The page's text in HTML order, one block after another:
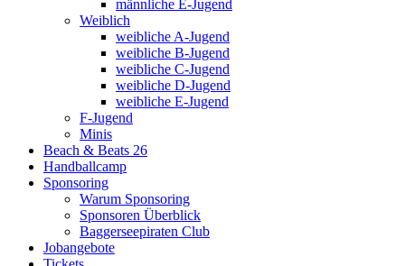
männliche E-Jugend
Weiblich
weibliche A-Jugend
weibliche B-Jugend
weibliche C-Jugend
weibliche D-Jugend
weibliche E-Jugend
F-Jugend
Minis
Beach & Beats 26
Handballcamp
Sponsoring
Warum Sponsoring
Sponsoren Überblick
Baggerseepiraten Club
Jobangebote